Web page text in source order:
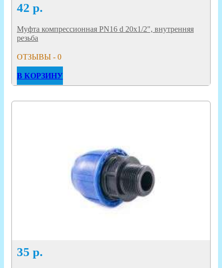
42 р.
Муфта компрессионная PN16 d 20x1/2", внутренняя
резьба
ОТЗЫВЫ - 0
В КОРЗИНУ
35 р.